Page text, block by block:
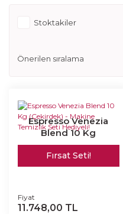
Stoktakiler
Espresso Venezia
Blend 10 Kg
(Çekirdek) - Makine
Temizlik Seti Hediyeli!
Fırsat Seti!
Fiyat
11.748,00 TL